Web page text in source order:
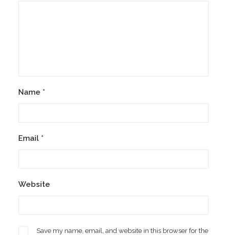
Name *
Email *
Website
Save my name, email, and website in this browser for the